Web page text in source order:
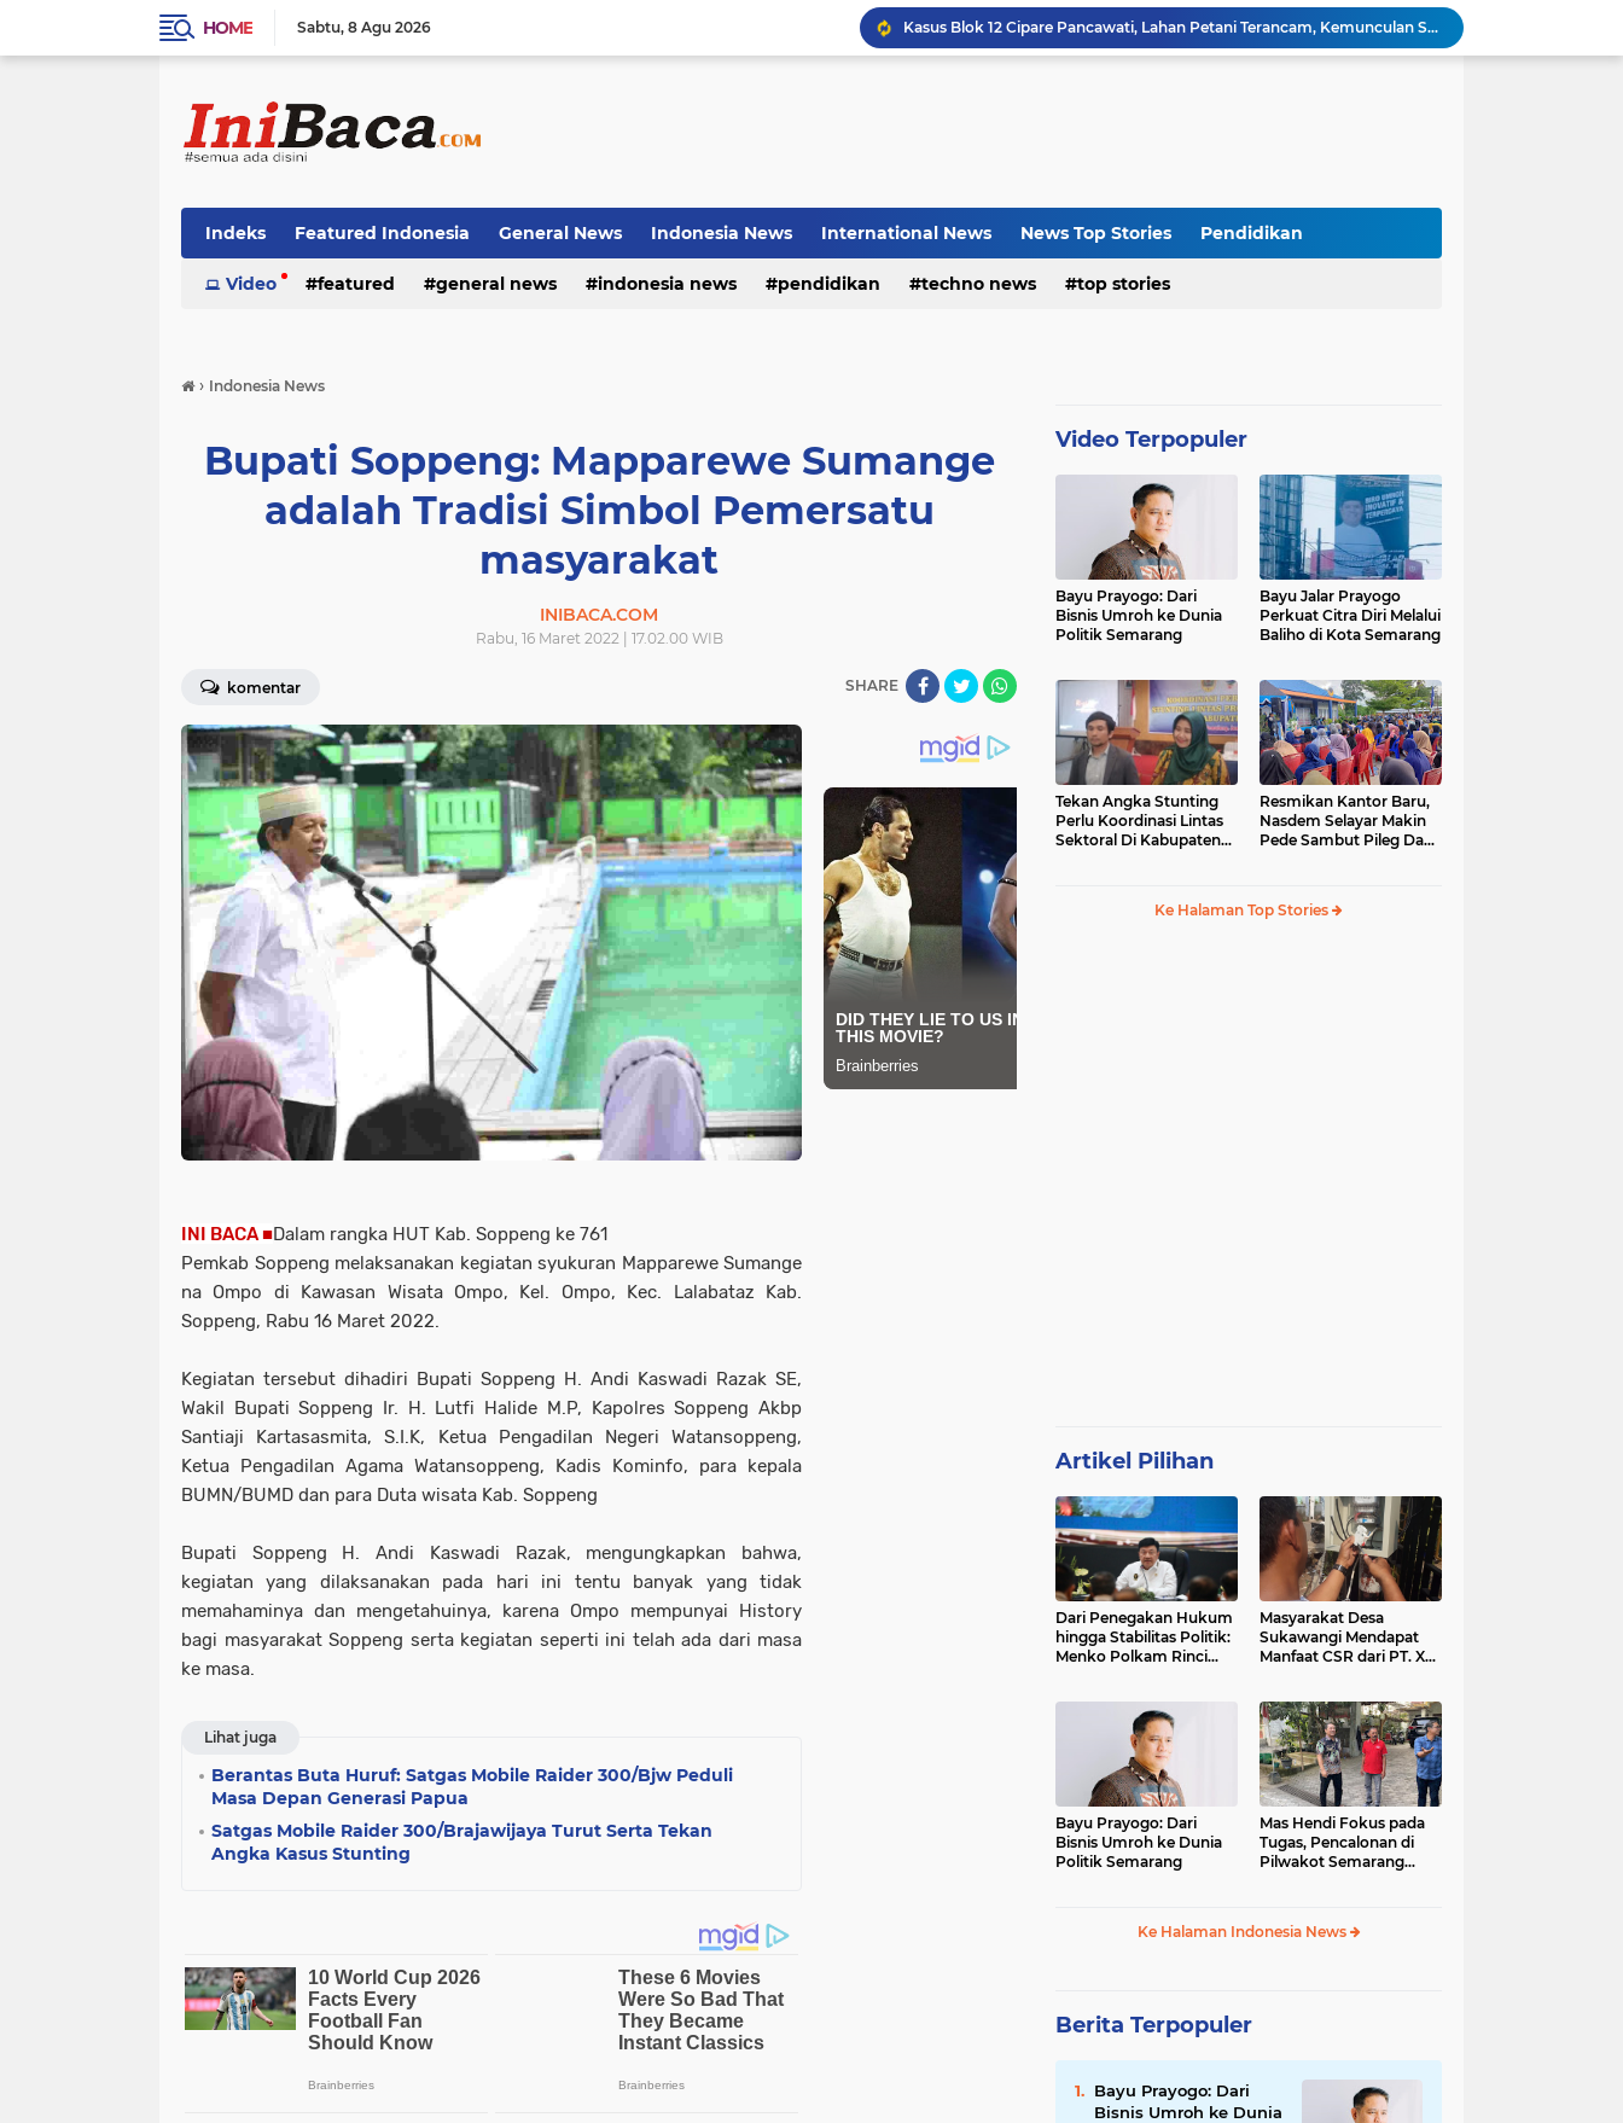
HOME Sabtu 8 Agu 2026
Kasus Blok 12 Cipare Pancawati, Lahan Petani Terancam, Kemunculan Sertipikat PRONA jadi Sorotan
Dari Penegakan Hukum hingga Stabilitas Politik: Menko Polkam Rinci Alokasi Anggaran 2026
Bayu Prayogo: Dari Bisnis Umroh ke Dunia Politik Semarang
Diduga Bertentangan dengan SK Kementerian, BPN Bogor I Terbitkan Perpanjangan HGB PT BSS di Lahan yang Masih Dipersoalkan
Indeks Featured Indonesia General News Indonesia News International News News Top Stories Pendidikan
Techno News Top Stories
Video featured general news indonesia news pendidikan techno news top stories
› Indonesia News
Bupati Soppeng: Mapparewe Sumange
adalah Tradisi Simbol Pemersatu
masyarakat
INIBACA.COM
Rabu, 16 Maret 2022 | 17.02.00 WIB
komentar SHARE
INI BACA ■Dalam rangka HUT Kab. Soppeng ke 761
Pemkab Soppeng melaksanakan kegiatan syukuran Mapparewe Sumange
na Ompo di Kawasan Wisata Ompo, Kel. Ompo, Kec. Lalabataz Kab.
Soppeng, Rabu 16 Maret 2022.
Kegiatan tersebut dihadiri Bupati Soppeng H. Andi Kaswadi Razak SE,
Wakil Bupati Soppeng Ir. H. Lutfi Halide M.P, Kapolres Soppeng Akbp
Santiaji Kartasasmita, S.I.K, Ketua Pengadilan Negeri Watansoppeng,
Ketua Pengadilan Agama Watansoppeng, Kadis Kominfo, para kepala
BUMN/BUMD dan para Duta wisata Kab. Soppeng
Bupati Soppeng H. Andi Kaswadi Razak, mengungkapkan bahwa,
kegiatan yang dilaksanakan pada hari ini tentu banyak yang tidak
memahaminya dan mengetahuinya, karena Ompo mempunyai History
bagi masyarakat Soppeng serta kegiatan seperti ini telah ada dari masa
ke masa.
Lihat juga
Berantas Buta Huruf: Satgas Mobile Raider 300/Bjw Peduli
Masa Depan Generasi Papua
Satgas Mobile Raider 300/Brajawijaya Turut Serta Tekan
Angka Kasus Stunting
Video Terpopuler
Bayu Prayogo: Dari
Bisnis Umroh ke Dunia
Politik Semarang
Bayu Jalar Prayogo
Perkuat Citra Diri Melalui
Baliho di Kota Semarang
Tekan Angka Stunting
Perlu Koordinasi Lintas
Sektoral Di Kabupaten
Resmikan Kantor Baru,
Nasdem Selayar Makin
Pede Sambut Pileg Dan
Ke Halaman Top Stories
Artikel Pilihan
Dari Penegakan Hukum
hingga Stabilitas Politik:
Menko Polkam Rinci
Masyarakat Desa
Sukawangi Mendapat
Manfaat CSR dari PT. XL-
Bayu Prayogo: Dari
Bisnis Umroh ke Dunia
Politik Semarang
Mas Hendi Fokus pada
Tugas, Pencalonan di
Pilwakot Semarang
Ke Halaman Indonesia News
Berita Terpopuler
Bayu Prayogo: Dari
Bisnis Umroh ke Dunia